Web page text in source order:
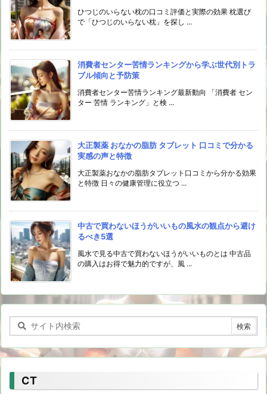
ひつじのいらない枕の口コミ評価と実際の効果 枕選び
で「ひつじのいらない枕」を探し ...
消費者センター苦情ランキングから学ぶ世代別トラ
ブル傾向と予防策
消費者センター苦情ランキング最新動向 「消費者 セン
ター 苦情 ランキング」と検 ...
大正製薬 おなかの脂肪 タブレット 口コミで分かる
実感の声と特徴
大正製薬おなかの脂肪タブレット口コミから分かる効果
と特徴 日々の健康管理に役立つ ...
中古で買わないほうがいいもの風水の観点から避け
るべき5選
風水で見る中古で買わないほうがいいものとは 中古品
の購入はお得で魅力的ですが、風 ...
CT